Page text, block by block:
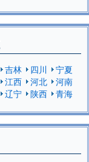
吉林 四川
宁夏
江西 河北
河南
辽宁 陕西
青海